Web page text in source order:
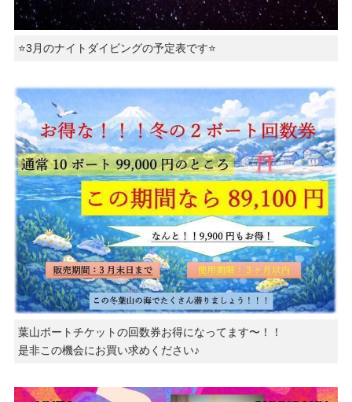
⭐️3月のナイトダイビングの予定表です⭐️
葉山ボートチケットの回数券お得になってます〜！！
是非この機会にお買い求めください♪